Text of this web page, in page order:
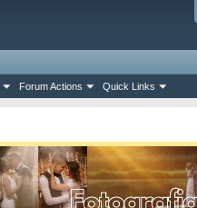
Forum Actions Quick Links